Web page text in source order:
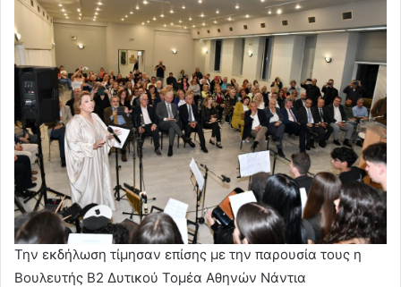
Την εκδήλωση τίμησαν επίσης με την παρουσία τους η
Βουλευτής Β2 Δυτικού Τομέα Αθηνών Νάντια